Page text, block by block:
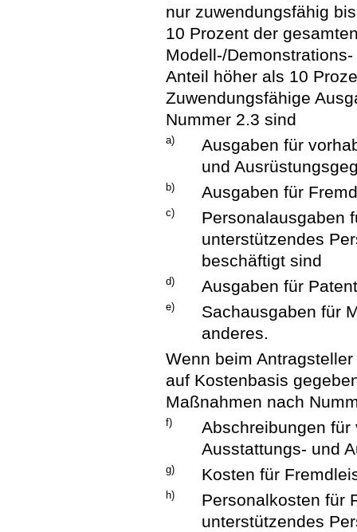
nur zuwendungsfähig
10 Prozent der
Modell-/
Anteil höher als 10
Zuwendungsfähige
Nummer 2.3 sind
a)
Ausgaben für
und
b) Ausgaben für
c)
Personalausgaben
unterstützendes
beschäftigt sind
d) Ausgaben für
e)
Sachausgaben für
anderes.
Wenn beim
auf Kostenbasis
Maßnahmen nach
f)
Abschreibungen
Ausstattungs- und
g) Kosten für
h)
Personalkosten für
unterstützendes